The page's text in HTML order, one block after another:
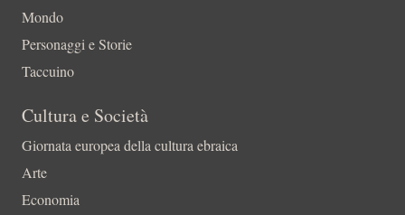
Mondo
Personaggi e Storie
Taccuino
Cultura e Società
Giornata europea della cultura ebraica
Arte
Economia